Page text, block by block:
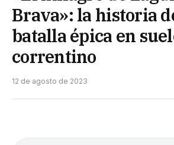
Brava»: la historia
batalla épica en
correntino
12 de agosto de 2023